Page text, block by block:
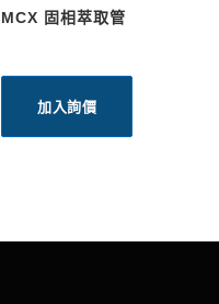
MCX 固相萃取管
加入詢價